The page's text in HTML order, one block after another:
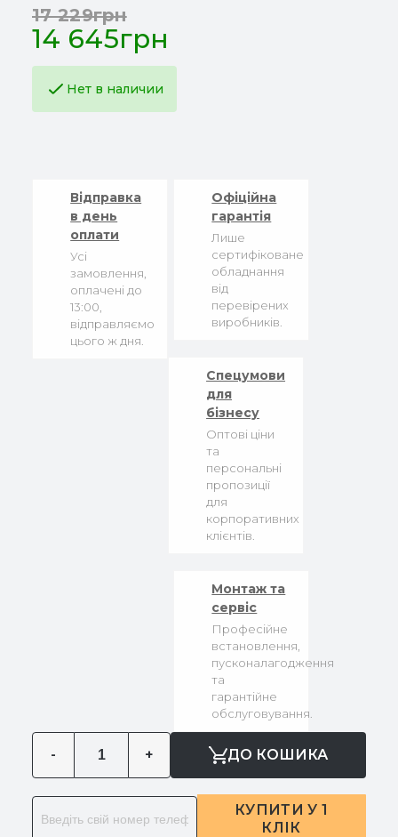
14 645грн
17 229грн
Нет в наличии
Відправка
в день
оплати
Усі
замовлення,
оплачені до
13:00,
відправляємо
цього ж дня.
Офіційна
гарантія
Лише
сертифіковане
обладнання
від
перевірених
виробників.
Спецумови
для
бізнесу
Оптові ціни
та
персональні
пропозиції
для
корпоративних
клієнтів.
Монтаж та
сервіс
Професійне
встановлення,
пусконалагодження
та
гарантійне
обслуговування.
- + ДО КОШИКА
КУПИТИ У 1
КЛІК